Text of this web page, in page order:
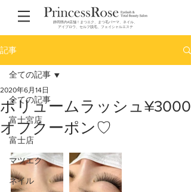
静岡県内4店舗！まつエク、まつ毛パーマ、ネイル、
アイブロウ、セルフ脱毛、フェイシャルエステ
記事
全ての記事
富士宮店
富士店
マツエク
ネイル
全ての記事
ボリュームラッシュ¥3000
オフクーポン♡
2020年6月14日